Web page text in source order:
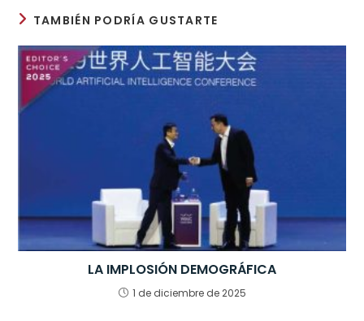
e
b
o
o
l ts
A
p
p
e
dI
n
gr
a
m
TAMBIÉN PODRÍA GUSTARTE
LA IMPLOSIÓN DEMOGRÁFICA
1 de diciembre de 2025